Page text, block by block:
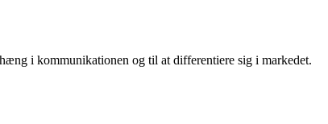
i kommunikationen og til at differentiere sig i markedet.